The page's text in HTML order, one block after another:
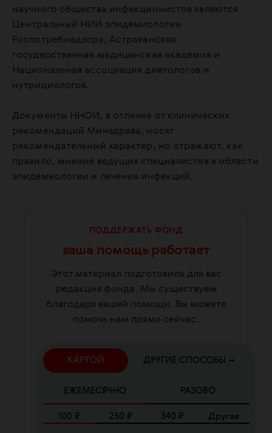
научного общества инфекционистов являются
Центральный НИИ эпидемиологии
Роспотребнадзора, Астраханская
государственная медицинская академия и
Национальная ассоциация диетологов и
нутрициологов.
Документы ННОИ, в отличие от клинических
рекомендаций Минздрава, носят
рекомендательный характер, но отражают, как
правило, мнение ведущих специалистов в области
эпидемиологии и лечения инфекций.
ПОДДЕРЖАТЬ ФОНД
ваша помощь работает
Этот материал подготовила для вас
редакция фонда. Мы существуем
благодаря вашей помощи. Вы можете
помочь нам прямо сейчас.
КАРТОЙ ДРУГИЕ СПОСОБЫ →
ЕЖЕМЕСЯЧНО РАЗОВО
100 ₽ 250 ₽ 340 ₽ Другая